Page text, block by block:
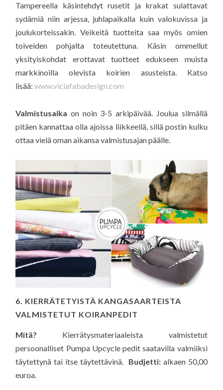
Tampereella käsintehdyt rusetit ja krakat sulattavat
sydämiä niin arjessa, juhlapaikalla kuin valokuvissa ja
joulukorteissakin. Veikeitä tuotteita saa myös omien
toiveiden pohjalta toteutettuna. Käsin ommellut
yksityiskohdat erottavat tuotteet edukseen muista
markkinoilla olevista koirien asusteista. Katso
lisää:www.viciafabadesign.com
Valmistusaika on noin 3-5 arkipäivää. Joulua silmällä
pitäen kannattaa olla ajoissa liikkeellä, sillä postin kulku
ottaa vielä oman aikansa valmistusajan päälle.
6. KIERRÄTETYISTÄ KANGASAARTEISTA
VALMISTETUT KOIRANPEDIT
Mitä? Kierrätysmateriaaleista valmistetut
persoonalliset Pumpa Upcycle pedit saatavilla valmiiksi
täytettynä tai itse täytettävinä. Budjetti:alkaen 50,00
euroa.